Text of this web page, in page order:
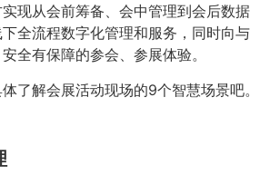
现从会前筹备、会中管理到会后数据
全流程数字化管理和服务，同时向与
全有保障的参会、参展体验。
了解会展活动现场的9个智慧场景吧。